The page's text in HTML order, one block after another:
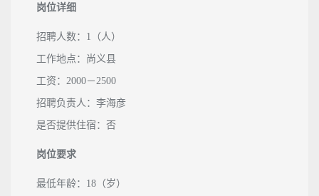
岗位详细
招聘人数：1（人）
工作地点：尚义县
工资：2000－2500
招聘负责人：李海彦
是否提供住宿：否
岗位要求
最低年龄：18（岁）